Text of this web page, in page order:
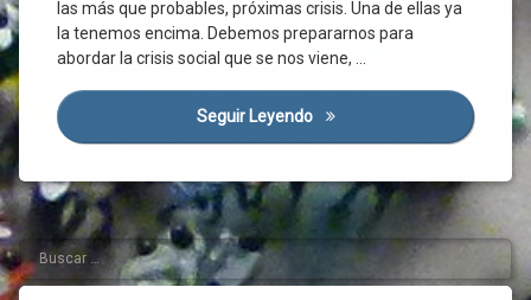
las más que probables, próximas crisis. Una de ellas ya
la tenemos encima. Debemos prepararnos para
abordar la crisis social que se nos viene, …
Seguir Leyendo El Momento De Los
De
Vida
Cartera
De
Servicios
CCAA
Covid-
19
Crisis
Social
Barra
lateral
Buscar: